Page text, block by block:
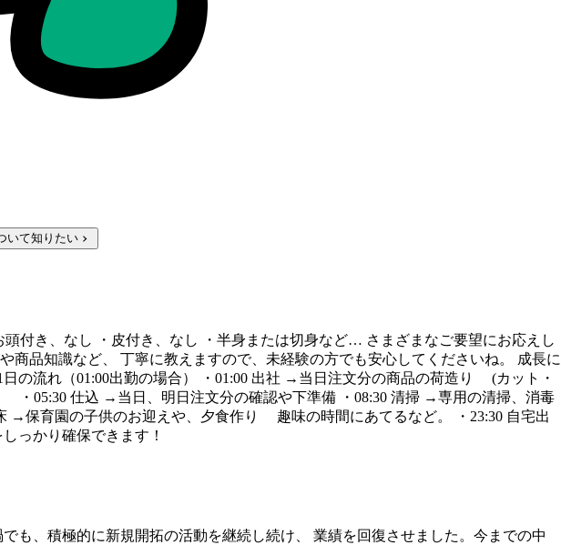
いて知りたい
付き、なし ・皮付き、なし ・半身または切身など… さまざまなご要望にお応えし
品知識など、 丁寧に教えますので、未経験の方でも安心してくださいね。 成長に
の流れ（01:00出勤の場合） ・01:00 出社 →当日注文分の商品の荷造り (カット・
05:30 仕込 →当日、明日注文分の確認や下準備 ・08:30 清掃 →専用の清掃、消毒
保育園の子供のお迎えや、夕食作り 趣味の時間にあてるなど。 ・23:30 自宅出
っかり確保できます！
も、積極的に新規開拓の活動を継続し続け、 業績を回復させました。今までの中